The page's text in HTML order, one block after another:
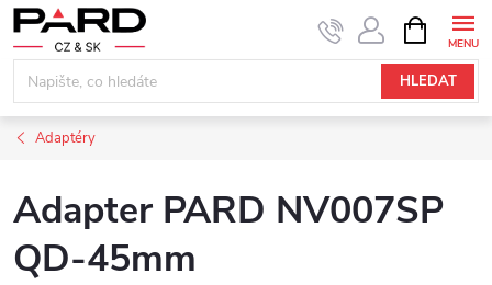
Přejít
na
obsah
HLEDAT
NÁKUPNÍ
KOŠÍK
Adaptéry
Adapter PARD NV007SP
QD-45mm